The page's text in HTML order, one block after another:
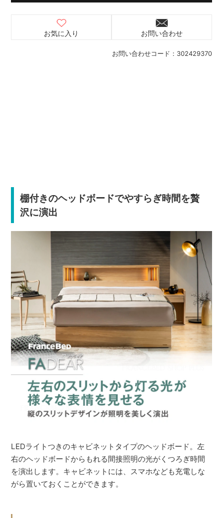
お問い合わせコード： 302429370
お気に入り お問い合わせ
棚付きのヘッドボードでやすらぎ時間を贅
沢に演出
LEDライトつきのキャビネットタイプのヘッドボード。左
右のヘッドボードからもれる間接照明の光がくつろぎ時間
を演出します。キャビネットには、スマホなども充電しな
がら置いておくことができます。